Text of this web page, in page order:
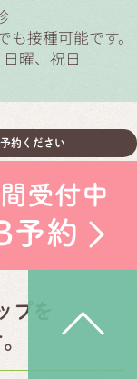
接種可能です。
曜、祝日
プを
約ください